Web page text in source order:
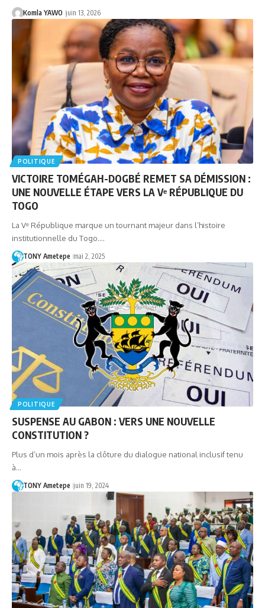
Komla YAWO juin 13, 2026
POLITIQUE
VICTOIRE TOMÉGAH-DOGBÉ REMET SA DÉMISSION :
UNE NOUVELLE ÉTAPE VERS LA Vᵉ RÉPUBLIQUE DU
TOGO
La Vᵉ République marque un tournant majeur dans l’histoire
institutionnelle du Togo.…
TONY Ametepe mai 2, 2025
POLITIQUE
SUSPENSE AU GABON : VERS UNE NOUVELLE
CONSTITUTION ?
Plus d’un mois après la clôture du dialogue national inclusif tenu
à…
TONY Ametepe juin 19, 2024